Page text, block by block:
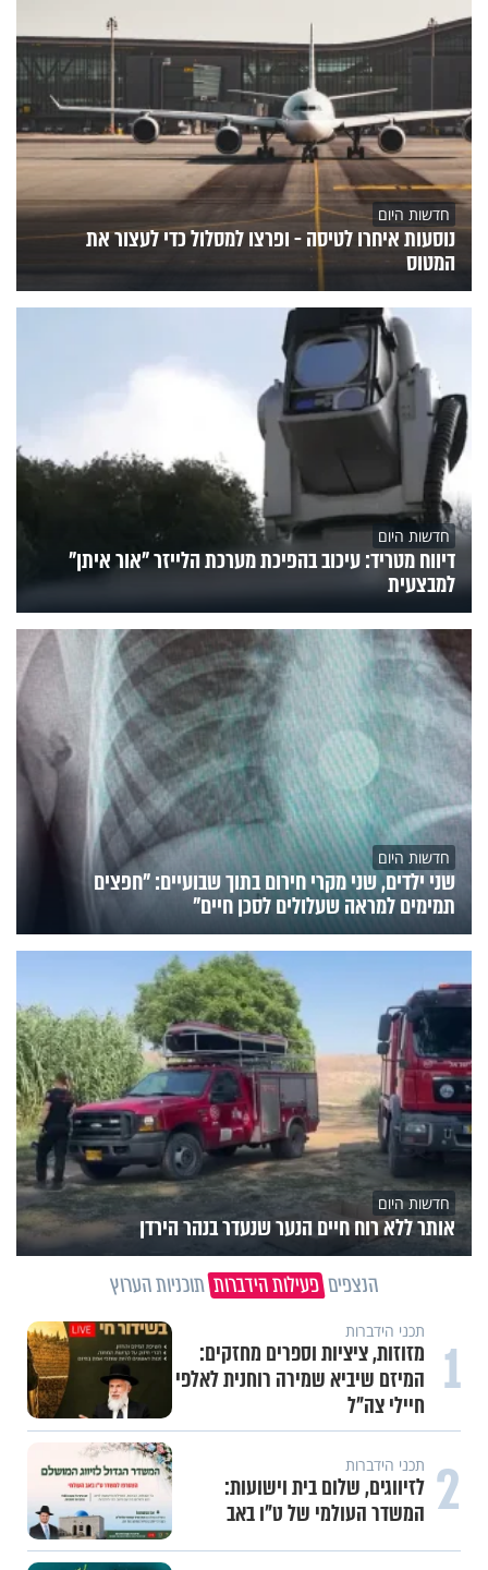
חדשות היום
נוסעות איחרו לטיסה - ופרצו למסלול כדי לעצור את
המטוס
חדשות היום
דיווח מטריד: עיכוב בהפיכת מערכת הלייזר "אור איתן"
למבצעית
חדשות היום
שני ילדים, שני מקרי חירום בתוך שבועיים: "חפצים
תמימים למראה שעלולים לסכן חיים"
חדשות היום
אותר ללא רוח חיים הנער שנעדר בנהר הירדן
הנצפים פעילות הידברות תוכניות הערוץ
1 תכני הידברות
מזוזות, ציציות וספרים מחזקים:
המיזם שיביא שמירה רוחנית לאלפי
חיילי צה"ל
2 תכני הידברות
לזיווגים, שלום בית וישועות:
המשדר העולמי של ט"ו באב